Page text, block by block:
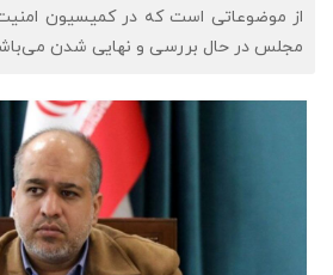
از موضوعاتی است که در کمیسیون
مجلس در حال بررسی و نهایی شدن